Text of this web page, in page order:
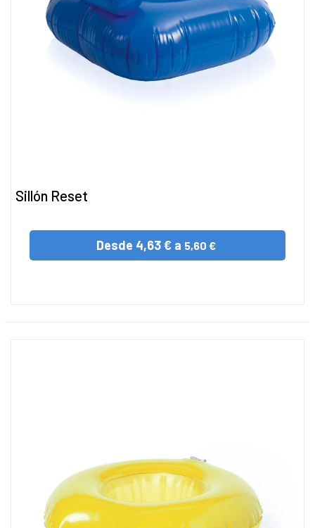
Sillón Reset
Desde 4,63 € a 5,60 €